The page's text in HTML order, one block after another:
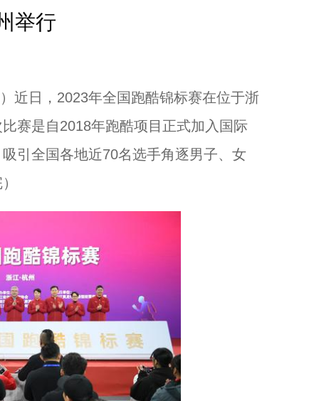
举行
日，2023年全国跑酷锦标赛在位于浙
赛是自2018年跑酷项目正式加入国际
引全国各地近70名选手角逐男子、女